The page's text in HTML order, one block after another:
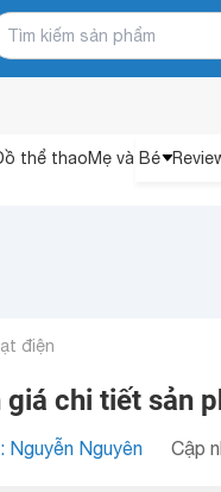
thể thaoMẹ và Bé
điện
giá chi tiết sản
Nguyễn Nguyên Cập